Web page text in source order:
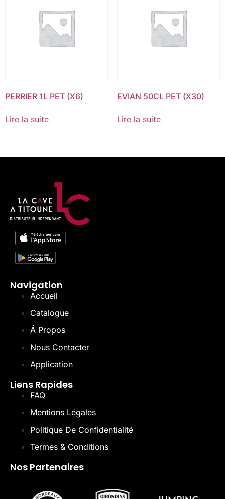
PERRIER 1L PET (X6)
Lire la suite
EVIAN 50CL PET (X30)
Lire la suite
Navigation
Accueil
Catalogue
Á Propos
Nous Contacter
Application
Liens Rapides
FAQ
Mentions Légales
Politique De Confidentialité
Termes & Conditions
Nos Partenaires